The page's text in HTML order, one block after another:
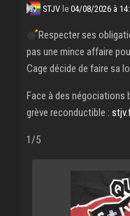
STJV le 04/08/2026 à
Respecter ses
pas une mince affaire
Cage décide de faire sa
Face à des négociations
grève reconductible :
1/5